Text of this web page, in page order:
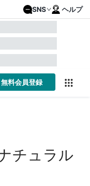
SNS ヘルプ
無料会員登録
チュラル